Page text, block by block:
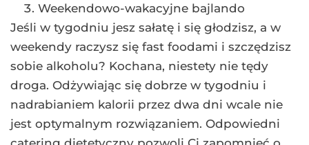
Weekendowo-wakacyjne bajlando
Jeśli w tygodniu jesz sałatę i się głodzisz, a w
weekendy raczysz się fast foodami i szczędzisz
sobie alkoholu? Kochana, niestety nie tędy
droga. Odżywiając się dobrze w tygodniu i
nadrabianiem kalorii przez dwa dni wcale nie
jest optymalnym rozwiązaniem. Odpowiedni